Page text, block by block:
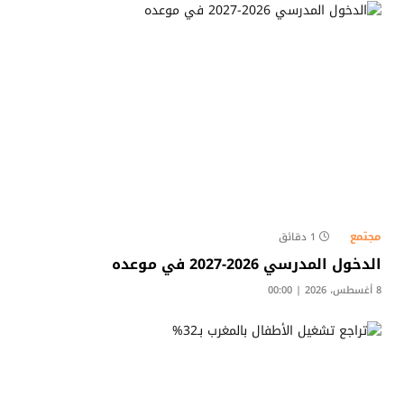
مجتمع 1 دقائق
الدخول المدرسي 2026-2027 في موعده
8 أغسطس، 2026 | 00:00